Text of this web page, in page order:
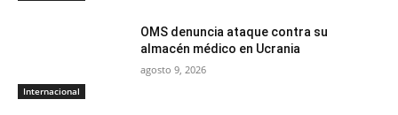
Internacional
OMS denuncia ataque contra su
almacén médico en Ucrania
agosto 9, 2026